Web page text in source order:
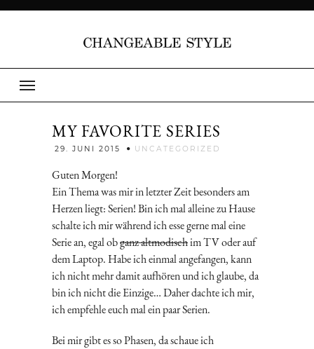
MY FAVORITE SERIES
29. JUNI 2015 UNCATEGORIZED
Guten Morgen!
Ein Thema was mir in letzter Zeit besonders am
Herzen liegt: Serien! Bin ich mal alleine zu Hause
schalte ich mir während ich esse gerne mal eine
Serie an, egal obganz altmodischim TV oder auf
dem Laptop. Habe ich einmal angefangen, kann
ich nicht mehr damit aufhören und ich glaube, da
bin ich nicht die Einzige… Daher dachte ich mir,
ich empfehle euch mal ein paar Serien.
Bei mir gibt es so Phasen, da schaue ich